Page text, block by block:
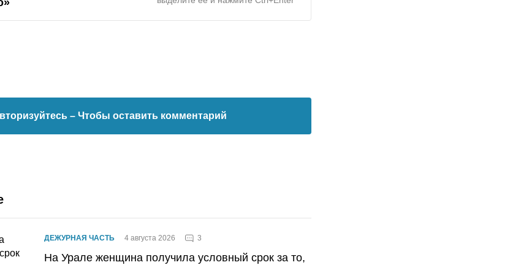
– Чтобы оставить комментарий
ДЕЖУРНАЯ ЧАСТЬ 4 августа 2026 3
На Урале женщина получила условный срок за то,